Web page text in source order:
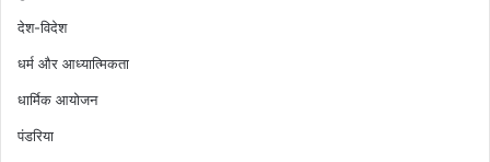
देश-विदेश
धर्म और आध्यात्मिकता
धार्मिक आयोजन
पंडरिया